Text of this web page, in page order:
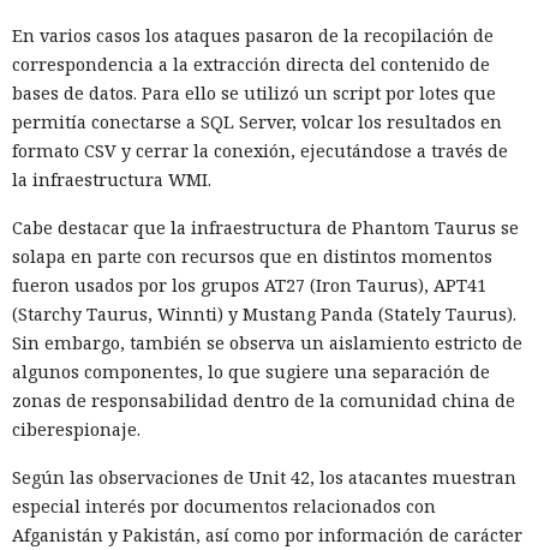
En varios casos los ataques pasaron de la recopilación de
correspondencia a la extracción directa del contenido de
bases de datos. Para ello se utilizó un script por lotes que
permitía conectarse a SQL Server, volcar los resultados en
formato CSV y cerrar la conexión, ejecutándose a través de
la infraestructura WMI.
Cabe destacar que la infraestructura de Phantom Taurus se
solapa en parte con recursos que en distintos momentos
fueron usados por los grupos AT27 (Iron Taurus), APT41
(Starchy Taurus, Winnti) y Mustang Panda (Stately Taurus).
Sin embargo, también se observa un aislamiento estricto de
algunos componentes, lo que sugiere una separación de
zonas de responsabilidad dentro de la comunidad china de
ciberespionaje.
Según las observaciones de Unit 42, los atacantes muestran
especial interés por documentos relacionados con
Afganistán y Pakistán, así como por información de carácter